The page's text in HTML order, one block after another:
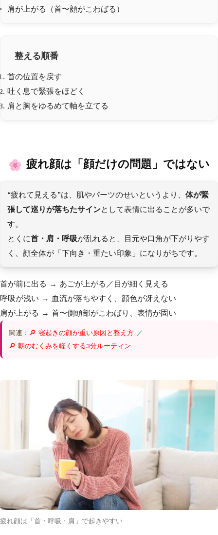
肩が上がる（首〜顔がこわばる）
整える順番
首の位置を戻す
吐く息で緊張をほどく
肩と胸をゆるめて軸を立てる
疲れ顔は「顔だけの問題」ではない
“疲れて見える”は、肌やパーツのせいというより、 体が緊
張して巡りが落ちたサインとして表情に出ることが多いで
す。
とくに首・肩・呼吸が乱れると、目元や口角が下がりやす
く、顔全体が「下向き・重たい印象」になりがちです。
首が前に出る → あごが上がる／目が細く見える
呼吸が浅い → 血流が落ちやすく、顔色が冴えない
肩が上がる → 首〜側頭部がこわばり、表情が固い
関連： 🔎 寝起きの顔が重い原因と整え方 ／
🔎 朝のむくみを軽くする3分ルーティン
疲れ顔は「首・呼吸・肩」で起きやすい